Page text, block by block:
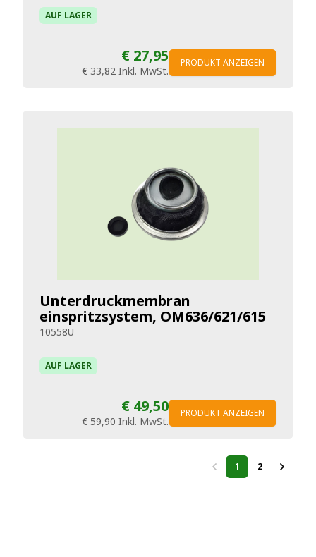
AUF LAGER
€ 27,95
€ 33,82 Inkl. MwSt.
PRODUKT ANZEIGEN
Unterdruckmembran
einspritzsystem, OM636/621/615
10558U
AUF LAGER
€ 49,50
€ 59,90 Inkl. MwSt.
PRODUKT ANZEIGEN
1 2